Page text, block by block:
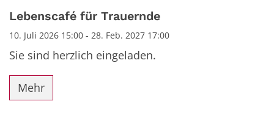
Datum: 10. Juli 2026
Lebenscafé für Trauernde
10. Juli 2026 15:00 - 28. Feb. 2027 17:00
Sie sind herzlich eingeladen.
Mehr